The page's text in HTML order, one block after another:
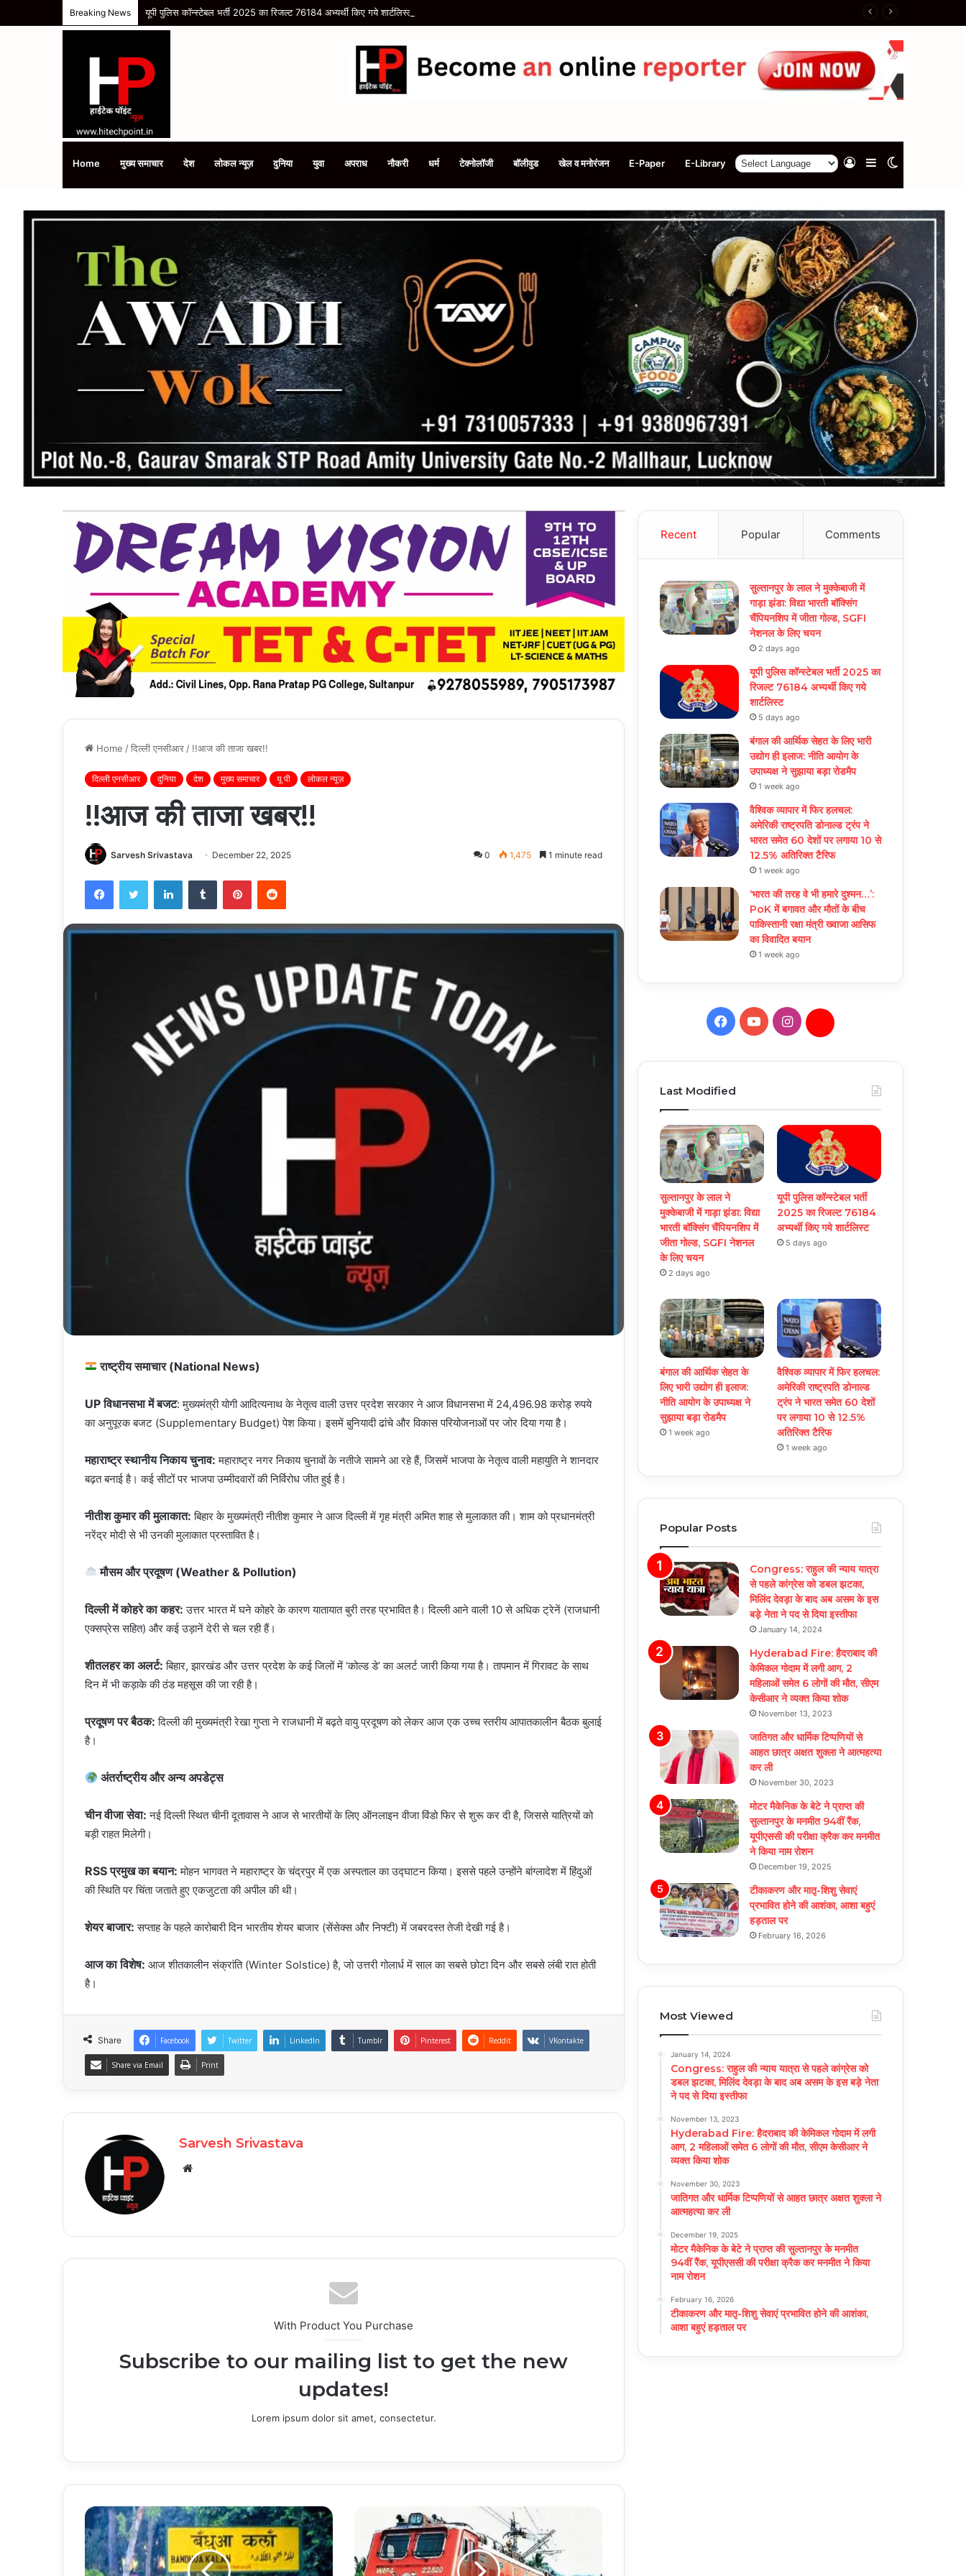
Breaking News यूपी पुलिस कॉन्स्टेबल भर्ती 2025 का रिजल्ट 76184 अभ्यर्थी किए गये शार्टलिस्ट
Home मुख्य समाचार देश लोकल न्यूज़ दुनिया युवा अपराध नौकरी धर्म टेक्नोलॉजी बॉलीवुड खेल व मनोरंजन E-Paper E-Library Sidebar
Log
Home /दिल्ली एनसीआर / !!आज की ताजा खबर!!
दिल्ली एनसीआर दुनिया देश मुख्य समाचार यू पी लोकल न्यूज़
!!आज की ताजा खबर!!
Sarvesh Srivastava December 22, 2025 0 1,475 1 minute read
FacebookTwitter LinkedInTumblr PinterestReddit
राष्ट्रीय समाचार (National News)
UP विधानसभा में बजट: मुख्यमंत्री योगी आदित्यनाथ के नेतृत्व वाली उत्तर प्रदेश सरकार ने आज विधानसभा में 24,496.98 करोड़ रुपये
का अनुपूरक बजट (Supplementary Budget) पेश किया। इसमें बुनियादी ढांचे और विकास परियोजनाओं पर जोर दिया गया है।
महाराष्ट्र स्थानीय निकाय चुनाव: महाराष्ट्र नगर निकाय चुनावों के नतीजे सामने आ रहे हैं, जिसमें भाजपा के नेतृत्व वाली महायुति ने शानदार
बढ़त बनाई है। कई सीटों पर भाजपा उम्मीदवारों की निर्विरोध जीत हुई है।
नीतीश कुमार की मुलाकात: बिहार के मुख्यमंत्री नीतीश कुमार ने आज दिल्ली में गृह मंत्री अमित शाह से मुलाकात की। शाम को प्रधानमंत्री
नरेंद्र मोदी से भी उनकी मुलाकात प्रस्तावित है।
मौसम और प्रदूषण (Weather & Pollution)
दिल्ली में कोहरे का कहर: उत्तर भारत में घने कोहरे के कारण यातायात बुरी तरह प्रभावित है। दिल्ली आने वाली 10 से अधिक ट्रेनें (राजधानी
एक्सप्रेस सहित) और कई उड़ानें देरी से चल रही हैं।
शीतलहर का अलर्ट: बिहार, झारखंड और उत्तर प्रदेश के कई जिलों में ‘कोल्ड डे’ का अलर्ट जारी किया गया है। तापमान में गिरावट के साथ
दिन में भी कड़ाके की ठंड महसूस की जा रही है।
प्रदूषण पर बैठक: दिल्ली की मुख्यमंत्री रेखा गुप्ता ने राजधानी में बढ़ते वायु प्रदूषण को लेकर आज एक उच्च स्तरीय आपातकालीन बैठक बुलाई
है।
अंतर्राष्ट्रीय और अन्य अपडेट्स
चीन वीजा सेवा: नई दिल्ली स्थित चीनी दूतावास ने आज से भारतीयों के लिए ऑनलाइन वीजा विंडो फिर से शुरू कर दी है, जिससे यात्रियों को
बड़ी राहत मिलेगी।
RSS प्रमुख का बयान: मोहन भागवत ने महाराष्ट्र के चंद्रपुर में एक अस्पताल का उद्घाटन किया। इससे पहले उन्होंने बांग्लादेश में हिंदुओं
की स्थिति पर चिंता जताते हुए एकजुटता की अपील की थी।
शेयर बाजार: सप्ताह के पहले कारोबारी दिन भारतीय शेयर बाजार (सेंसेक्स और निफ्टी) में जबरदस्त तेजी देखी गई है।
आज का विशेष: आज शीतकालीन संक्रांति (Winter Solstice) है, जो उत्तरी गोलार्ध में साल का सबसे छोटा दिन और सबसे लंबी रात होती
है।
Share Facebook Twitter LinkedIn Tumblr Pinterest Reddit VKontakte
Share via Email Print
Sarvesh Srivastava
Website
With Product You Purchase
Subscribe to our mailing list to get the new
updates!
Lorem ipsum dolor sit amet, consectetur.
Recent Popular Comments
सुल्तानपुर के लाल ने मुक्केबाजी में
गाड़ा झंडा: विद्या भारती बॉक्सिंग
चैंपियनशिप में जीता गोल्ड, SGFI
नेशनल के लिए चयन
2 days ago
यूपी पुलिस कॉन्स्टेबल भर्ती 2025 का
रिजल्ट 76184 अभ्यर्थी किए गये
शार्टलिस्ट
5 days ago
बंगाल की आर्थिक सेहत के लिए भारी
उद्योग ही इलाज: नीत‌ि आयोग के
उपाध्यक्ष ने सुझाया बड़ा रोडमैप
1 week ago
वैश्विक व्यापार में फिर हलचल:
अमेरिकी राष्ट्रपति डोनाल्ड ट्रंप ने
भारत समेत 60 देशों पर लगाया 10 से
12.5% अतिरिक्त टैरिफ
1 week ago
‘भारत की तरह वे भी हमारे दुश्मन…’:
PoK में बगावत और मौतों के बीच
पाकिस्तानी रक्षा मंत्री ख्वाजा आसिफ
का विवादित बयान
1 week ago
Facebook
YouTubeInstagramDaily
Last Modified
सुल्तानपुर के लाल ने
मुक्केबाजी में गाड़ा झंडा: विद्या
भारती बॉक्सिंग चैंपियनशिप में
जीता गोल्ड, SGFI नेशनल
के लिए चयन
2 days ago
यूपी पुलिस कॉन्स्टेबल भर्ती
2025 का रिजल्ट 76184
अभ्यर्थी किए गये शार्टलिस्ट
5 days ago
बंगाल की आर्थिक सेहत के
लिए भारी उद्योग ही इलाज:
नीत‌ि आयोग के उपाध्यक्ष ने
सुझाया बड़ा रोडमैप
1 week ago
वैश्विक व्यापार में फिर हलचल:
अमेरिकी राष्ट्रपति डोनाल्ड
ट्रंप ने भारत समेत 60 देशों
पर लगाया 10 से 12.5%
अतिरिक्त टैरिफ
1 week ago
Popular Posts
Congress: राहुल की न्याय यात्रा
से पहले कांग्रेस को डबल झटका,
मिलिंद देवड़ा के बाद अब असम के इस
बड़े नेता ने पद से दिया इस्तीफा
January 14, 2024
Hyderabad Fire: हैदराबाद की
केमिकल गोदाम में लगी आग, 2
महिलाओं समेत 6 लोगों की मौत, सीएम
केसीआर ने व्यक्त किया शोक
November 13, 2023
जातिगत और धार्मिक टिप्पणियों से
आहत छात्र अक्षत शुक्ला ने आत्महत्या
कर ली
November 30, 2023
मोटर मैकेनिक के बेटे ने प्राप्त की
सुल्तानपुर के मनमीत 94वीं रैंक,
यूपीएससी की परीक्षा क्रैक कर मनमीत
ने किया नाम रोशन
December 19, 2025
टीकाकरण और मातृ-शिशु सेवाएं
प्रभावित होने की आशंका, आशा बहुएं
हड़ताल पर
February 16, 2026
Most Viewed
January 14, 2024
Congress: राहुल की न्याय यात्रा से पहले कांग्रेस को
डबल झटका, मिलिंद देवड़ा के बाद अब असम के इस बड़े नेता
ने पद से दिया इस्तीफा
November 13, 2023
Hyderabad Fire: हैदराबाद की केमिकल गोदाम में लगी
आग, 2 महिलाओं समेत 6 लोगों की मौत, सीएम केसीआर ने
व्यक्त किया शोक
November 30, 2023
जातिगत और धार्मिक टिप्पणियों से आहत छात्र अक्षत शुक्ला ने
आत्महत्या कर ली
December 19, 2025
मोटर मैकेनिक के बेटे ने प्राप्त की सुल्तानपुर के मनमीत
94वीं रैंक, यूपीएससी की परीक्षा क्रैक कर मनमीत ने किया
नाम रोशन
February 16, 2026
टीकाकरण और मातृ-शिशु सेवाएं प्रभावित होने की आशंका,
आशा बहुएं हड़ताल पर